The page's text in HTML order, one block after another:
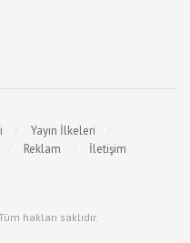
Yayın İlkeleri
Reklam İletişim
hakları saklıdır.